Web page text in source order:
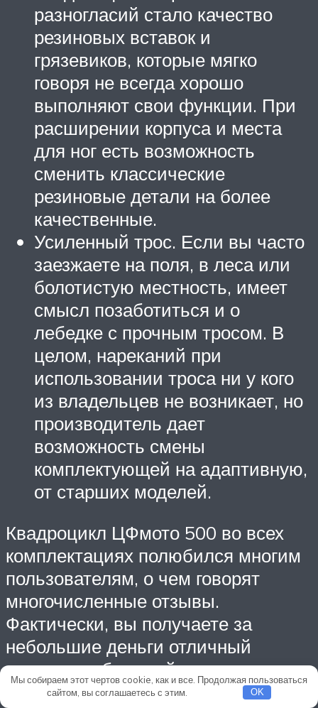
разногласий стало качество
резиновых вставок и
грязевиков, которые мягко
говоря не всегда хорошо
выполняют свои функции. При
расширении корпуса и места
для ног есть возможность
сменить классические
резиновые детали на более
качественные.
Усиленный трос. Если вы часто
заезжаете на поля, в леса или
болотистую местность, имеет
смысл позаботиться и о
лебедке с прочным тросом. В
целом, нареканий при
использовании троса ни у кого
из владельцев не возникает, но
производитель дает
возможность смены
комплектующей на адаптивную,
от старших моделей.
Квадроцикл ЦФмото 500 во всех
комплектациях полюбился многим
пользователям, о чем говорят
многочисленные отзывы.
Фактически, вы получаете за
небольшие деньги отличный
аппарат, собранный на
профессиональном производстве.
Мы собираем этот чертов cookie, как и все. Продолжая пользоваться
сайтом, вы соглашаетесь с этим.
OK